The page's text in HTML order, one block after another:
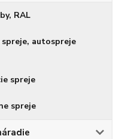
RAL
autospreje
spreje
spreje